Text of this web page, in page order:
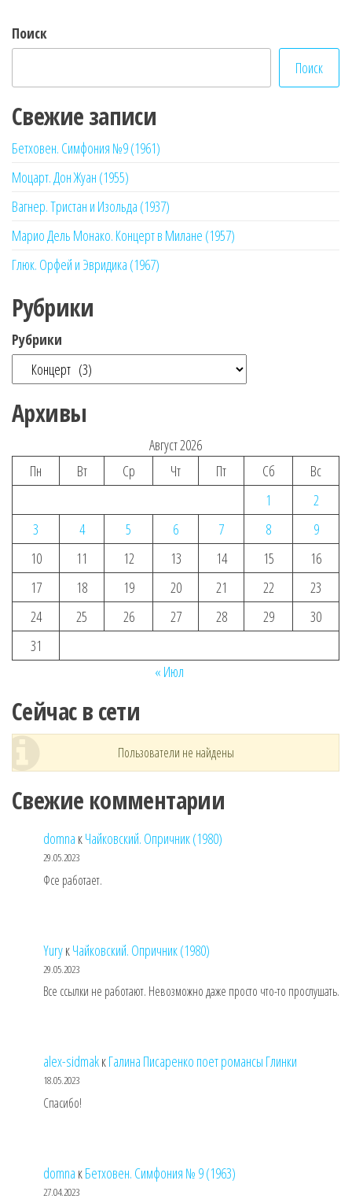
Поиск
Поиск
Свежие записи
Бетховен. Симфония №9 (1961)
Моцарт. Дон Жуан (1955)
Вагнер. Тристан и Изольда (1937)
Марио Дель Монако. Концерт в Милане (1957)
Глюк. Орфей и Эвридика (1967)
Рубрики
Рубрики
Архивы
Август 2026
Пн
Вт Ср Чт Пт Сб
Вс
1
2
3
4 5 6 7 8
9
10
11 12 13 14 15
16
17
18 19 20 21 22
23
24
25 26 27 28 29
30
31
« Июл
Сейчас в сети
Пользователи не найдены
Свежие комментарии
domna кЧайковский. Опричник (1980)
29.05.2023
Фсе работает.
YuryкЧайковский. Опричник (1980)
29.05.2023
Все ссылки не работают. Невозможно даже просто что-то прослушать.
alex-sidmakкГалина Писаренко поет романсы Глинки
18.05.2023
Спасибо!
domna кБетховен. Симфония № 9 (1963)
27.04.2023